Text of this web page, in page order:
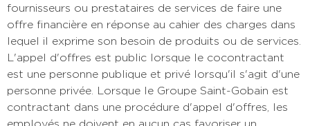
fournisseurs ou prestataires de services de faire une
offre financière en réponse au cahier des charges dans
lequel il exprime son besoin de produits ou de services.
L'appel d'offres est public lorsque le cocontractant
est une personne publique et privé lorsqu'il s'agit d'une
personne privée. Lorsque le Groupe Saint-Gobain est
contractant dans une procédure d'appel d'offres, les